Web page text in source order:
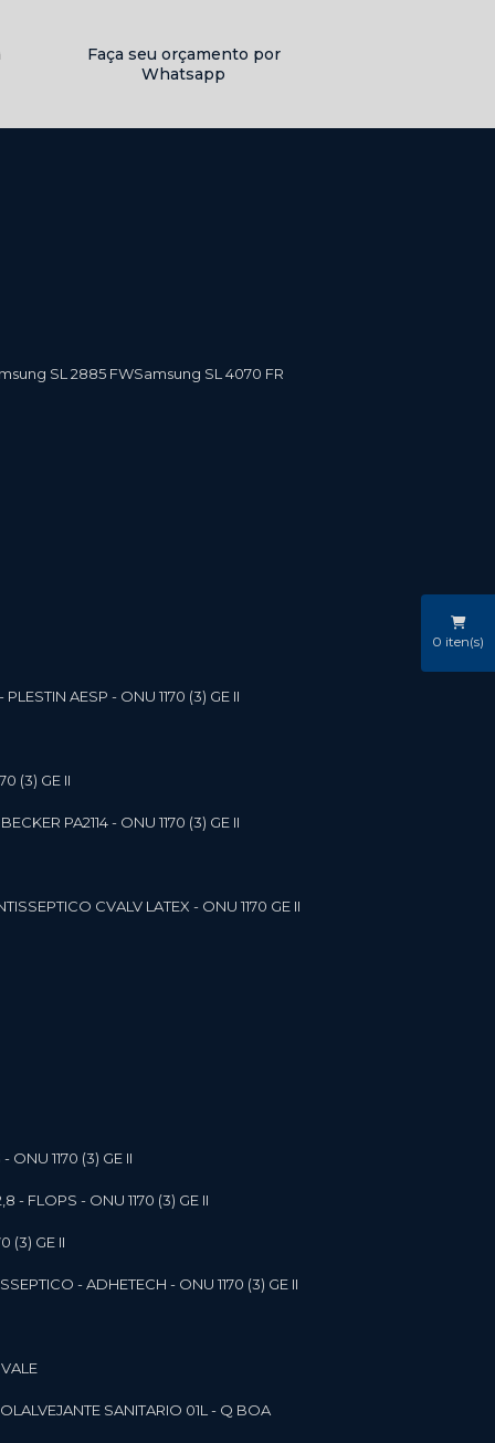
Faça seu orçamento por
Whatsapp
SL 2885 FW Samsung SL 4070 FR
AESP - ONU 1170 (3) GE II
(3) GE II
PA2114 - ONU 1170 (3) GE II
CVALV LATEX - ONU 1170 GE II
ONU 1170 (3) GE II
- FLOPS - ONU 1170 (3) GE II
(3) GE II
- ADHETECH - ONU 1170 (3) GE II
ALVEJANTE SANITARIO 01L - Q BOA
0 iten(s)